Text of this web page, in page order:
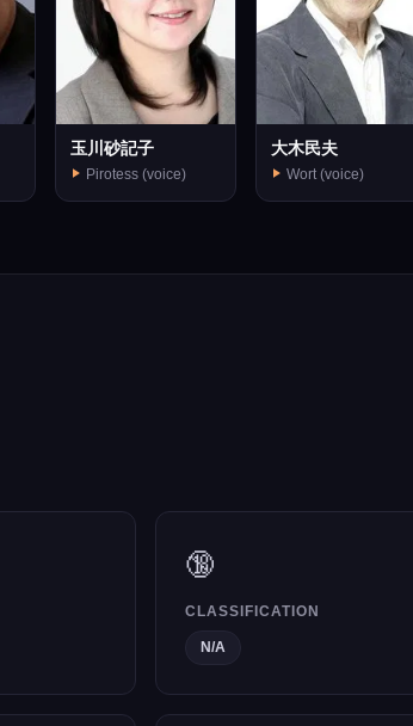
玉川砂記子
Pirotess (voice)
大木民夫
Wort (voice)
🔞
CLASSIFICATION
N/A